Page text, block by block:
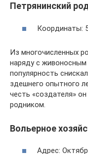
Петрянинский
Координаты:
Из многочисленных
наряду с живоносным
популярность
здешнего опытного
честь «создателя»
родником.
Вольерное
Адрес: